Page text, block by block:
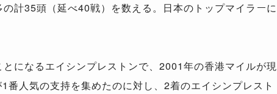
計35頭（延べ40戦）を数える。日本のトップマイラーに
になるエイシンプレストンで、2001年の香港マイルが現
人気の支持を集めたのに対し、2着のエイシンプレスト